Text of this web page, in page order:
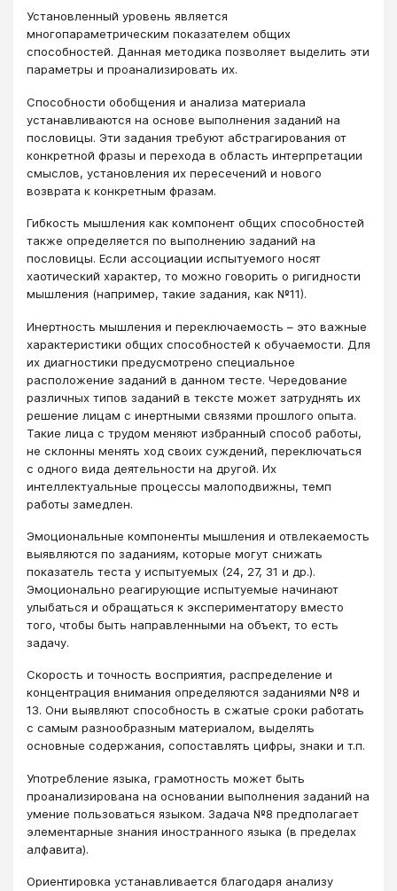
Установленный уровень является
многопараметрическим показателем общих
способностей. Данная методика позволяет выделить эти
параметры и проанализировать их.
Способности обобщения и анализа материала
устанавливаются на основе выполнения заданий на
пословицы. Эти задания требуют абстрагирования от
конкретной фразы и перехода в область интерпретации
смыслов, установления их пересечений и нового
возврата к конкретным фразам.
Гибкость мышления как компонент общих способностей
также определяется по выполнению заданий на
пословицы. Если ассоциации испытуемого носят
хаотический характер, то можно говорить о ригидности
мышления (например, такие задания, как №11).
Инертность мышления и переключаемость – это важные
характеристики общих способностей к обучаемости. Для
их диагностики предусмотрено специальное
расположение заданий в данном тесте. Чередование
различных типов заданий в тексте может затруднять их
решение лицам с инертными связями прошлого опыта.
Такие лица с трудом меняют избранный способ работы,
не склонны менять ход своих суждений, переключаться
с одного вида деятельности на другой. Их
интеллектуальные процессы малоподвижны, темп
работы замедлен.
Эмоциональные компоненты мышления и отвлекаемость
выявляются по заданиям, которые могут снижать
показатель теста у испытуемых (24, 27, 31 и др.).
Эмоционально реагирующие испытуемые начинают
улыбаться и обращаться к экспериментатору вместо
того, чтобы быть направленными на объект, то есть
задачу.
Скорость и точность восприятия, распределение и
концентрация внимания определяются заданиями №8 и
13. Они выявляют способность в сжатые сроки работать
с самым разнообразным материалом, выделять
основные содержания, сопоставлять цифры, знаки и т.п.
Употребление языка, грамотность может быть
проанализирована на основании выполнения заданий на
умение пользоваться языком. Задача №8 предполагает
элементарные знания иностранного языка (в пределах
алфавита).
Ориентировка устанавливается благодаря анализу